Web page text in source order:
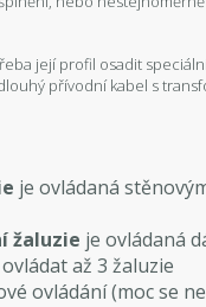
její profil osadit
přívodní kabel s
je ovládaná
žaluzie je ovládaná
až 3 žaluzie
ovládání (moc se